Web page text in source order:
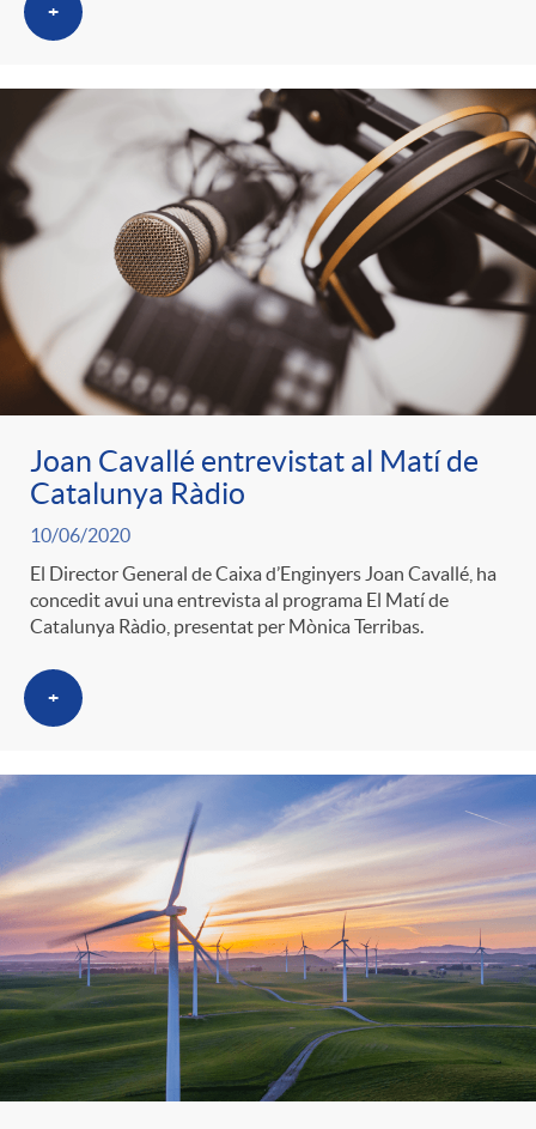
+
Joan Cavallé entrevistat al Matí de
Catalunya Ràdio
10/06/2020
El Director General de Caixa d’Enginyers Joan Cavallé, ha
concedit avui una entrevista al programa El Matí de
Catalunya Ràdio, presentat per Mònica Terribas.
+